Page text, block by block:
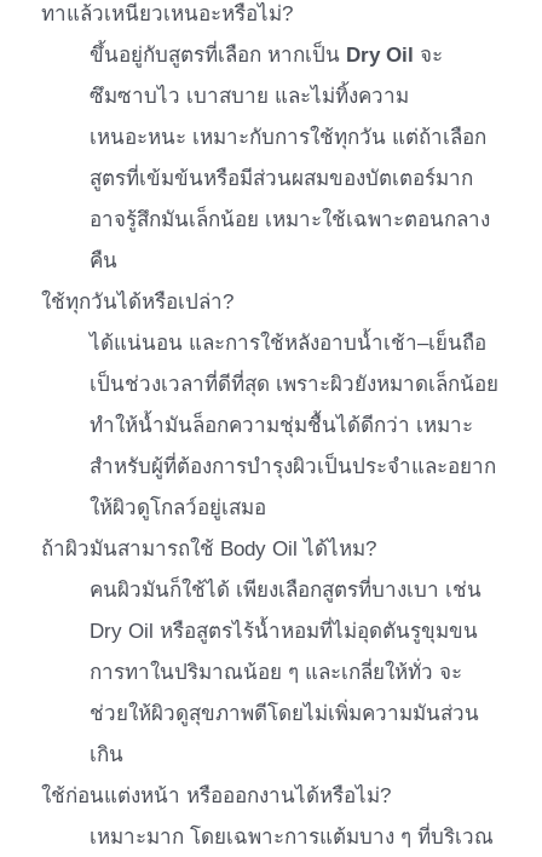
ทาแล้วเหนียวเหนอะหรือไม่?
ขึ้นอยู่กับสูตรที่เลือก หากเป็น Dry Oil จะ
ซึมซาบไว เบาสบาย และไม่ทิ้งความ
เหนอะหนะ เหมาะกับการใช้ทุกวัน แต่ถ้าเลือก
สูตรที่เข้มข้นหรือมีส่วนผสมของบัตเตอร์มาก
อาจรู้สึกมันเล็กน้อย เหมาะใช้เฉพาะตอนกลาง
คืน
ใช้ทุกวันได้หรือเปล่า?
ได้แน่นอน และการใช้หลังอาบน้ำเช้า–เย็นถือ
เป็นช่วงเวลาที่ดีที่สุด เพราะผิวยังหมาดเล็กน้อย
ทำให้น้ำมันล็อกความชุ่มชื้นได้ดีกว่า เหมาะ
สำหรับผู้ที่ต้องการบำรุงผิวเป็นประจำและอยาก
ให้ผิวดูโกลว์อยู่เสมอ
ถ้าผิวมันสามารถใช้ Body Oil ได้ไหม?
คนผิวมันก็ใช้ได้ เพียงเลือกสูตรที่บางเบา เช่น
Dry Oil หรือสูตรไร้น้ำหอมที่ไม่อุดตันรูขุมขน
การทาในปริมาณน้อย ๆ และเกลี่ยให้ทั่ว จะ
ช่วยให้ผิวดูสุขภาพดีโดยไม่เพิ่มความมันส่วน
เกิน
ใช้ก่อนแต่งหน้า หรือออกงานได้หรือไม่?
เหมาะมาก โดยเฉพาะการแต้มบาง ๆ ที่บริเวณ